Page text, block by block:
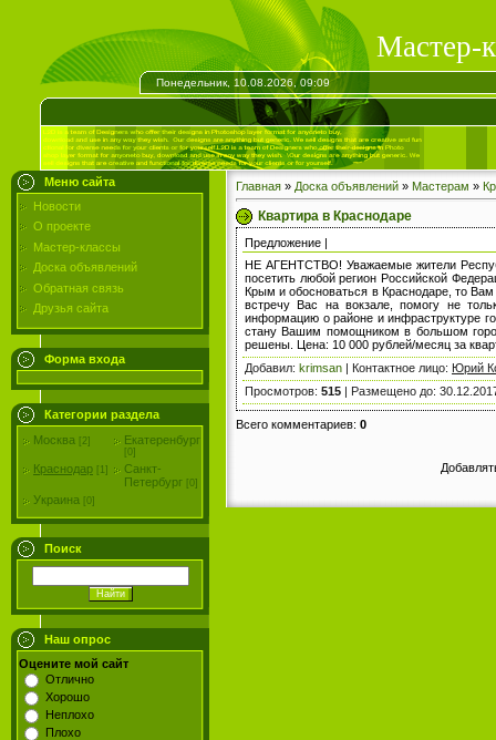
Мастер-
Понедельник, 10.08.2026, 09:09
Меню сайта
Новости
О проекте
Мастер-классы
Доска объявлений
Обратная связь
Друзья сайта
Форма входа
Категории раздела
Москва
[2] Екатеренбург
[0]
Краснодар [1]
Санкт-
Петербург [0]
Украина [0]
Поиск
Наш опрос
Оцените мой сайт
Отлично
Хорошо
Неплохо
Плохо
Главная » Доска объявлений » Мастерам »
Квартира в Краснодаре
Предложение |
НЕ АГЕНТСТВО! Уважаемые жители
посетить любой регион Российской
Крым и обосноваться в Краснодаре, то
встречу Вас на вокзале, помогу не
информацию о районе и инфраструктуре
стану Вашим помощником в большом
решены. Цена: 10 000 рублей/месяц за
Добавил: krimsan | Контактное лицо: Юрий
Просмотров: 515 | Размещено до:
Всего комментариев: 0